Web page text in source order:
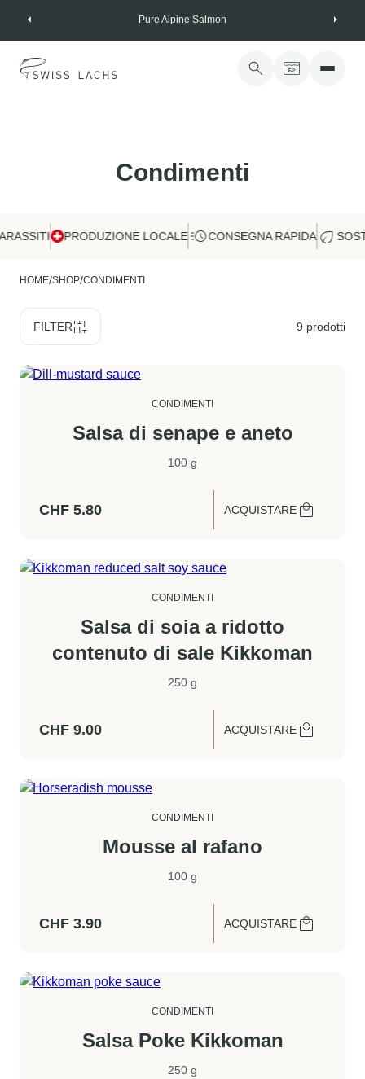
Pure Alpine Salmon
Condimenti
PRODUZIONE LOCALE CONSEGNA RAPIDA
HOME/SHOP/CONDIMENTI
FILTER 9 prodotti
CONDIMENTI
Salsa di senape e aneto
100 g
CHF 5.80 ACQUISTARE
CONDIMENTI
Salsa di soia a ridotto
contenuto di sale Kikkoman
250 g
CHF 9.00 ACQUISTARE
CONDIMENTI
Mousse al rafano
100 g
CHF 3.90 ACQUISTARE
CONDIMENTI
Salsa Poke Kikkoman
250 g